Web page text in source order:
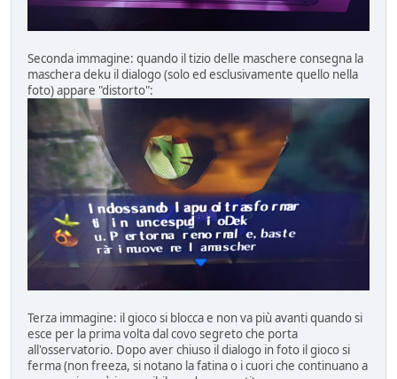
Seconda immagine: quando il tizio delle maschere consegna la
maschera deku il dialogo (solo ed esclusivamente quello nella
foto) appare "distorto":
Terza immagine: il gioco si blocca e non va più avanti quando si
esce per la prima volta dal covo segreto che porta
all'osservatorio. Dopo aver chiuso il dialogo in foto il gioco si
ferma (non freeza, si notano la fatina o i cuori che continuano a